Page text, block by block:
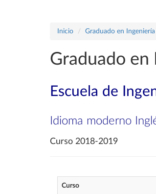
Inicio Graduado en
Graduado en
Escuela de
Idioma moderno
Curso 2018-2019
Curso